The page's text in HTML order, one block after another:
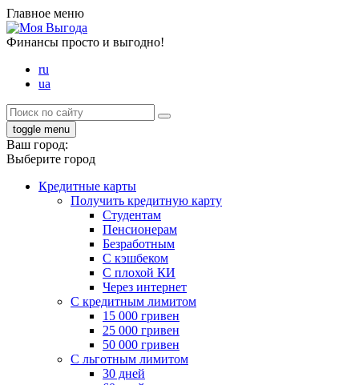
Главное меню
Финансы просто и выгодно!
ru
ua
toggle menu
Ваш город:
Выберите город
Кредитные карты
Получить кредитную карту
Студентам
Пенсионерам
Безработным
С кэшбеком
С плохой КИ
Через интернет
С кредитным лимитом
15 000 гривен
25 000 гривен
50 000 гривен
С льготным лимитом
30 дней